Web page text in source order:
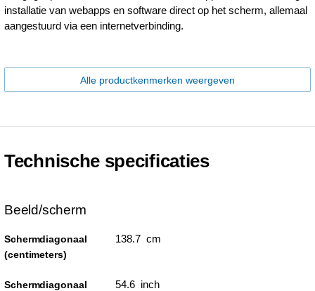
installatie van webapps en software direct op het scherm, allemaal
aangestuurd via een internetverbinding.
Alle productkenmerken weergeven
Technische specificaties
Beeld/scherm
Schermdiagonaal
(centimeters)
138.7 cm
Schermdiagonaal
54.6 inch